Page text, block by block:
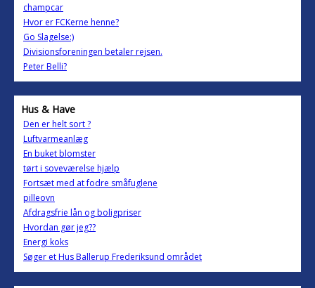
champcar
Hvor er FCKerne henne?
Go Slagelse:)
Divisionsforeningen betaler rejsen.
Peter Belli?
Hus & Have
Den er helt sort ?
Luftvarmeanlæg
En buket blomster
tørt i soveværelse hjælp
Fortsæt med at fodre småfuglene
pilleovn
Afdragsfrie lån og boligpriser
Hvordan gør jeg??
Energi koks
Søger et Hus Ballerup Frederiksund området